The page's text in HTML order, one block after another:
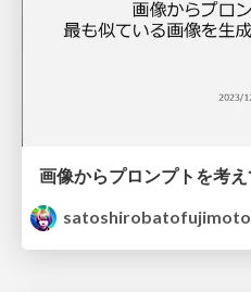
satoshirobatofujimoto